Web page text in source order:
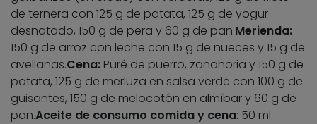
de ternera con 125 g de patata, 125 g de yogur
desnatado, 150 g de pera y 60 g de pan.Merienda:
150 g de arroz con leche con 15 g de nueces y 15 g de
avellanas.Cena: Puré de puerro, zanahoria y 150 g de
patata, 125 g de merluza en salsa verde con 100 g de
guisantes, 150 g de melocotón en almíbar y 60 g de
pan.Aceite de consumo comida y cena: 50 ml.